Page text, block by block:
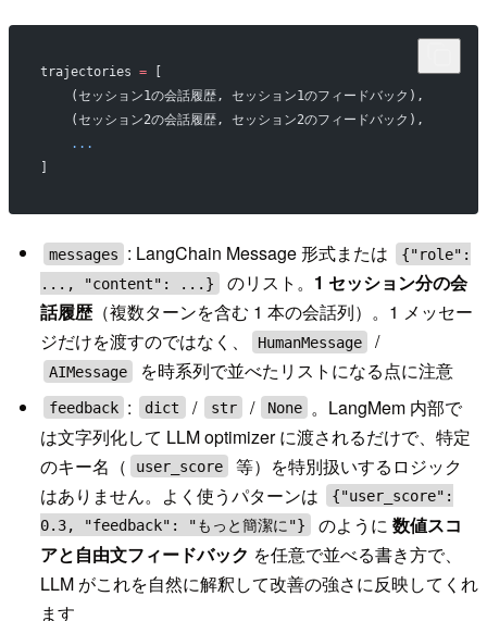
trajectories = [
    (セッション1の会話履歴, セッション1のフィードバック),
    (セッション2の会話履歴, セッション2のフィードバック),
    ...
messages : LangChain Message 形式または
{"role":
..., "content": ...}
のリスト。 1 セッション分の会
話履歴（複数ターンを含む 1 本の会話列）。1 メッセー
ジだけを渡すのではなく、
HumanMessage /
AIMessage を時系列で並べたリストになる点に注意
feedback : dict / str / None 。LangMem 内部で
は文字列化して LLM optimizer に渡されるだけで、特定
のキー名（
user_score
等）を特別扱いするロジック
はありません。よく使うパターンは
{"user_score":
0.3, "feedback": "もっと簡潔に"}
のように 数値スコ
アと自由文フィードバック を任意で並べる書き方で、
LLM がこれを自然に解釈して改善の強さに反映してくれ
ます